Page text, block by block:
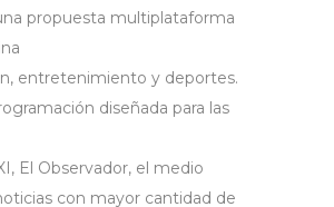
propuesta multiplataforma
entretenimiento y deportes.
diseñada para las
El Observador, el medio
con mayor cantidad de